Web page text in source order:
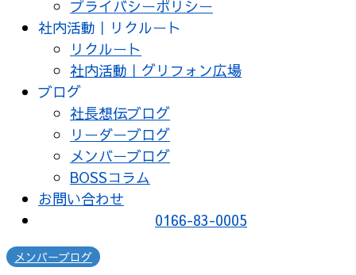
プライバシーポリシー
社内活動｜リクルート
リクルート
社内活動｜グリフォン広場
ブログ
社長想伝ブログ
リーダーブログ
メンバーブログ
BOSSコラム
お問い合わせ
0166-83-0005
メンバーブログ